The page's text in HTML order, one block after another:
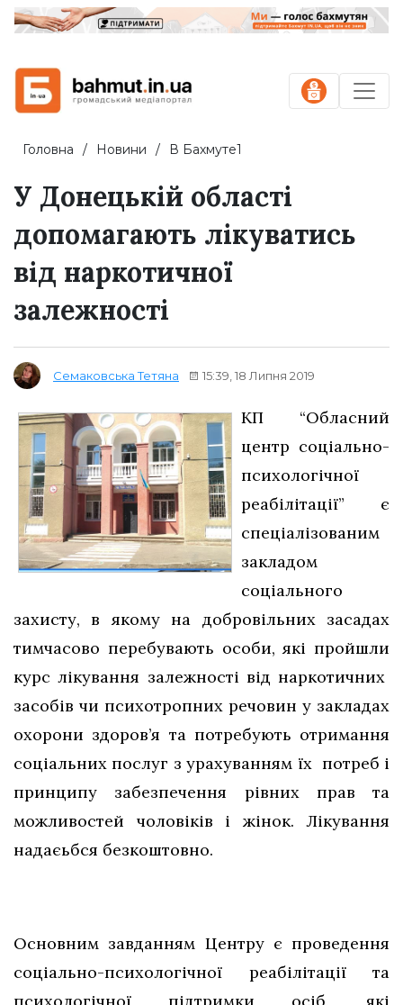
Головна Новини В Бахмуте1
У Донецькій області
допомагають лікуватись
від наркотичної
залежності
Семаковська Тетяна 15:39, 18 Липня 2019
КП “Обласний
центр соціально-
психологічної
реабілітації” є
спеціалізованим
закладом
соціального
захисту, в якому на добровільних засадах
тимчасово перебувають особи, які пройшли
курс лікування залежності від наркотичних
засобів чи психотропних речовин у закладах
охорони здоров’я та потребують отримання
соціальних послуг з урахуванням їх потреб і
принципу забезпечення рівних прав та
можливостей чоловіків і жінок. Лікування
надаєьбся безкоштовно.
Основним завданням Центру є проведення
соціально-психологічної реабілітації та